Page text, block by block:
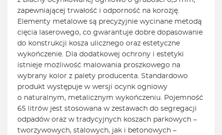
zapewniającej trwałość i odporność na korozję.
Elementy metalowe są precyzyjnie wycinane metodą
cięcia laserowego, co gwarantuje dobre dopasowanie
do konstrukcji kosza ulicznego oraz estetyczne
wykończenie. Dla dodatkowej ochrony i estetyki
istnieje możliwość malowania proszkowego na
wybrany kolor z palety producenta. Standardowo
produkt występuje w wersji ocynk ogniowy
o naturalnym, metalicznym wykończeniu. Pojemność
65 litrów jest stosowana w zestawach do segregacji
odpadów oraz w tradycyjnych koszach parkowych –
tworzywowych, stalowych, jak i betonowych –